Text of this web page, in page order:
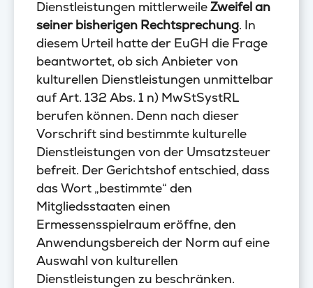
Dienstleistungen mittlerweileZweifel an
seiner bisherigen Rechtsprechung. In
diesem Urteil hatte der EuGH die Frage
beantwortet, ob sich Anbieter von
kulturellen Dienstleistungen unmittelbar
auf Art. 132 Abs. 1 n) MwStSystRL
berufen können. Denn nach dieser
Vorschrift sind bestimmte kulturelle
Dienstleistungen von der Umsatzsteuer
befreit. Der Gerichtshof entschied, dass
das Wort „bestimmte“ den
Mitgliedsstaaten einen
Ermessensspielraum eröffne, den
Anwendungsbereich der Norm auf eine
Auswahl von kulturellen
Dienstleistungen zu beschränken.